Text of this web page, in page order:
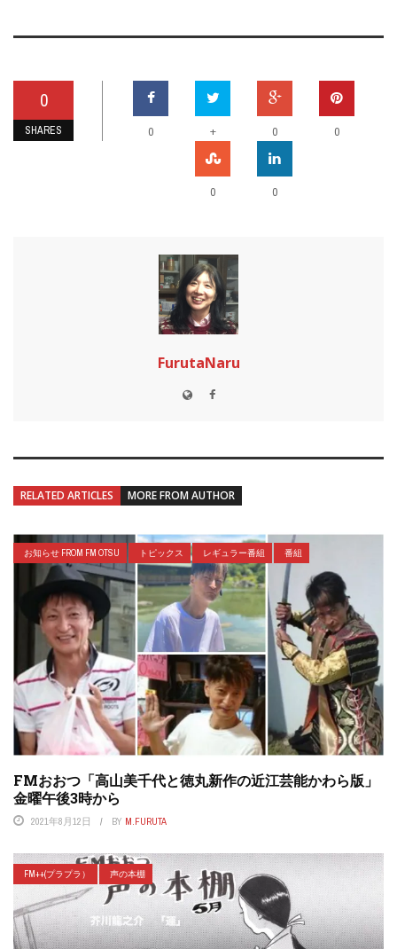
0
SHARES 0 + 0 0
0 0
FurutaNaru
RELATED ARTICLES MORE FROM AUTHOR
お知らせ FROM FM OTSU トピックス レギュラー番組 番組
FMおおつ「高山美千代と徳丸新作の近江芸能かわら版」
金曜午後3時から
2021年8月12日 BY M.FURUTA
FM++(プラプラ） 声の本棚